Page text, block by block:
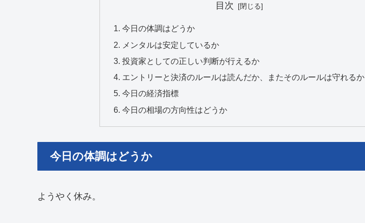
目次
今日の体調はどうか
メンタルは安定しているか
投資家としての正しい判断が行えるか
エントリーと決済のルールは読んだか、またそのルールは守れるか
今日の経済指標
今日の相場の方向性はどうか
今日の体調はどうか
ようやく休み。